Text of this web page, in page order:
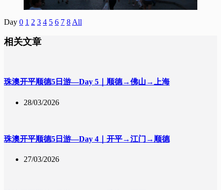
Day 0 1 2 3 4 5 6 7 8 All
相关文章
珠澳开平顺德5日游—Day 5｜顺德→佛山→上海
28/03/2026
珠澳开平顺德5日游—Day 4｜开平→江门→顺德
27/03/2026